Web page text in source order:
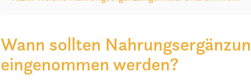
Wann sollten
eingenommen werden?